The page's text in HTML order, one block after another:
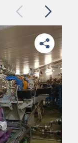
PreviousNext